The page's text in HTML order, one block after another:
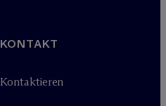
KONTAKT
Kontaktieren